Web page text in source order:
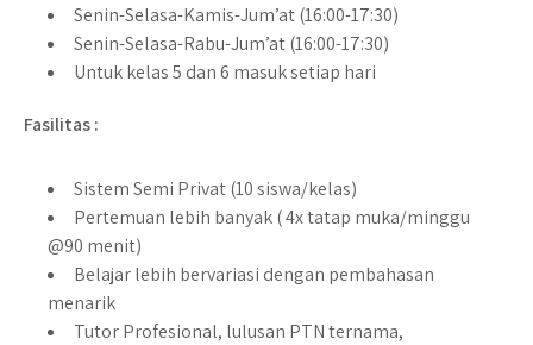
Senin-Selasa-Kamis-Jum’at (16:00-17:30)
Senin-Selasa-Rabu-Jum’at (16:00-17:30)
Untuk kelas 5 dan 6 masuk setiap hari
Fasilitas :
Sistem Semi Privat (10 siswa/kelas)
Pertemuan lebih banyak ( 4x tatap muka/minggu
@90 menit)
Belajar lebih bervariasi dengan pembahasan
menarik
Tutor Profesional, lulusan PTN ternama,